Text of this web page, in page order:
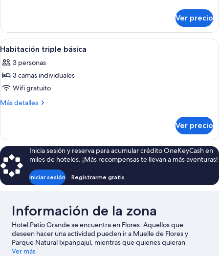
camas
individuales,
2
camas
individuales
básica
con
2
individuales,
2
individuales
Ver precio
Abrir
todas
las
fotos
de
Habitación
Una habitación de hotel con dos
3
Habitación triple básica
3 personas
3 camas individuales
Wifi gratuito
Más detalles
Más
triple
básica
Ver precio
Inicia sesión y reserva para acumular crédito OneKeyCash en
miles de hoteles. ¡Más recompensas te llevan a más aventuras!
Iniciar sesión Registrarme gratis
Información de la zona
Hotel Patio Grande se encuentra en Flores. Aquellos que
deseen hacer una actividad pueden ir a Muelle de Flores y
Parque Natural Ixpanpajul, mientras que quienes quieran
apreciar la belleza natural del área pueden visitar Estación
Ver más